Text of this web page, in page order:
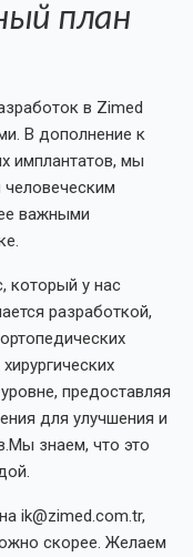
план
в Zimed
В дополнение к
имплантатов, мы
важными
который у нас
разработкой,
предоставляя
для улучшения и
знаем, что это
ik@zimed.com.tr,
скорее. Желаем